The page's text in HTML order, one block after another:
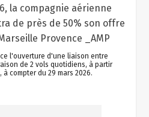
l'ouverture d'une liaison entre
de 2 vols quotidiens, à partir
à compter du 29 mars 2026.